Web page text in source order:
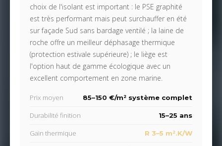
choix de l'isolant est important : le PSE graphité
est très performant mais peut surchauffer en été
sur façade Sud sans bardage ventilé ; la laine de
roche offre un meilleur déphasage thermique
(protection estivale supérieure) ; le liège est
l'option haut de gamme écologique avec un
excellent comportement en zone marine.
Prix moyen 85–150 €/m² système complet
Durabilité finition 15–25 ans
Gain thermique R 3–5 m².K/W